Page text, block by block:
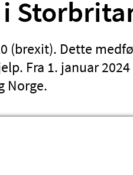
(brexit). Dette
Fra 1. januar
Norge.